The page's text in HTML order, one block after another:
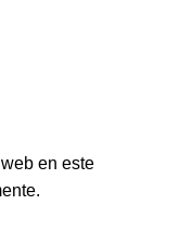
en este